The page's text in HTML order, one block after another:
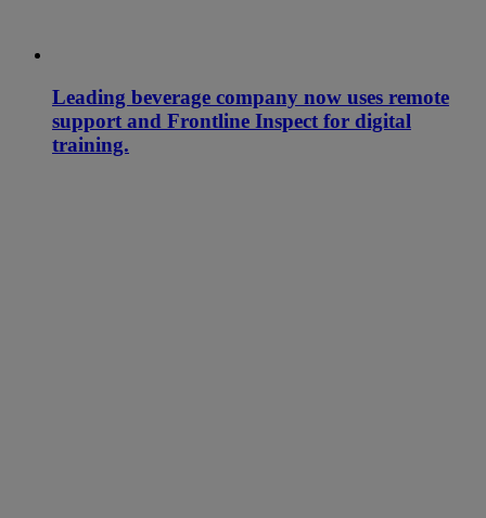
Leading beverage company now uses remote
support and Frontline Inspect for digital
training.